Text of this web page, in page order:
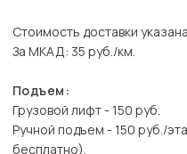
Стоимость доставки
За МКАД: 35 руб./км.
Подъем:
Грузовой лифт - 150 руб.
Ручной подъем - 150 руб./
бесплатно).